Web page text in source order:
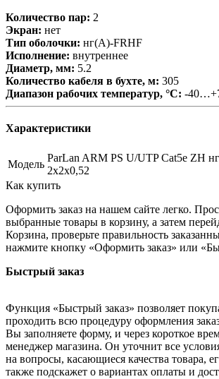
Количество пар: 2
Экран: нет
Тип оболочки: нг(A)-FRHF
Исполнение: внутреннее
Диаметр, мм: 5.2
Количество кабеля в бухте, м: 305
Диапазон рабочих температур, °С: -
Характеристики
Модель
ParLan ARM PS U/UTP Cat5e ZH
2х2x0,52
Как купить
Оформить заказ на нашем сайте легко.
выбранные товары в корзину, а затем
Корзина, проверьте правильность
нажмите кнопку «Оформить заказ» или
Быстрый заказ
Функция «Быстрый заказ» позволяет
проходить всю процедуру оформления
Вы заполняете форму, и через короткое
менеджер магазина. Он уточнит все
на вопросы, касающиеся качества товара,
также подскажет о вариантах оплаты и